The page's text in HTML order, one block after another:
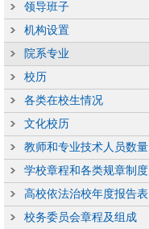
领导班子
机构设置
院系专业
校历
各类在校生情况
文化校历
教师和专业技术人员数量
学校章程和各类规章制度
高校依法治校年度报告表
校务委员会章程及组成